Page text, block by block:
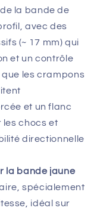
la bande de
avec des
(~ 17 mm) qui
et un contrôle
les crampons
et un flanc
chocs et
directionnelle
la bande jaune
spécialement
idéal sur